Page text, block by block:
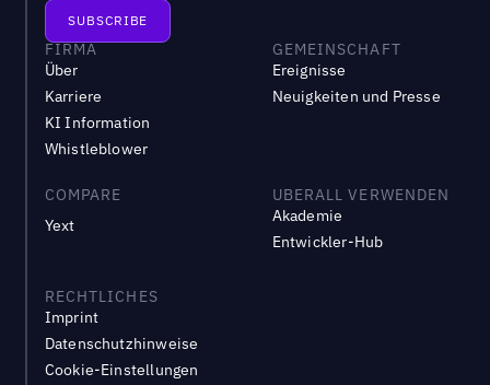
FIRMA
Über
Karriere
KI Information
Whistleblower
GEMEINSCHAFT
Ereignisse
Neuigkeiten und Presse
COMPARE
Yext
UBERALL VERWENDEN
Akademie
Entwickler-Hub
RECHTLICHES
Imprint
Datenschutzhinweise
Cookie-Einstellungen